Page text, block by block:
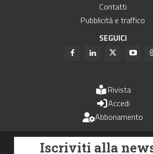
Contatti
Pubblicità e traffico
SEGUICI
Rivista
Accedi
Abbonamento
Uomini e Trasporti è un periodico associato
Iscriviti alla